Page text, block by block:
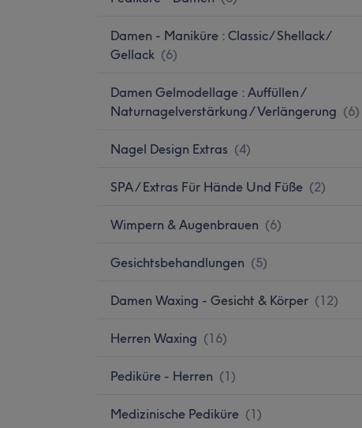
Damen - Maniküre : Classic/ Shellack/
Gellack (6)
Damen Gelmodellage : Auffüllen /
Naturnagelverstärkung / Verlängerung (6)
Nagel Design Extras (4)
SPA / Extras Für Hände Und Füße (2)
Wimpern & Augenbrauen (6)
Gesichtsbehandlungen (5)
Damen Waxing - Gesicht & Körper (12)
Herren Waxing (16)
Pediküre - Herren (1)
Medizinische Pediküre (1)